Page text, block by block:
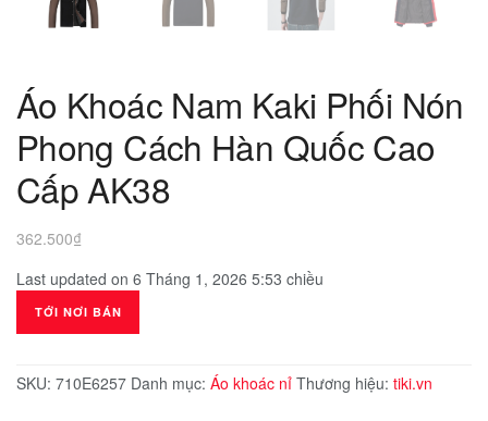
Áo Khoác Nam Kaki Phối Nón
Phong Cách Hàn Quốc Cao
Cấp AK38
362.500₫
Last updated on 6 Tháng 1, 2026 5:53 chiều
TỚI NƠI BÁN
SKU: 710E6257 Danh mục: Áo khoác nỉ Thương hiệu: tiki.vn